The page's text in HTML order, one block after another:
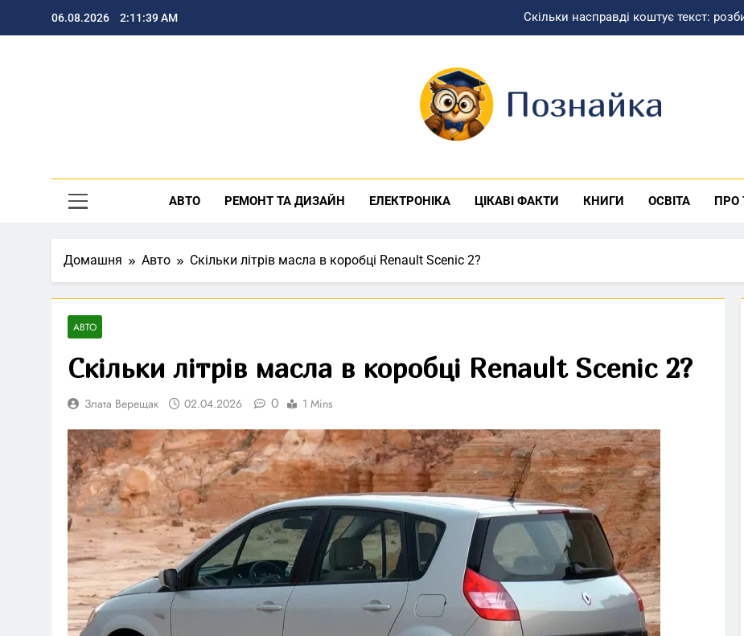
06.08.2026 2:11:40 AM Скільки насправді коштує текст:
Найщиріші привітання з днем народження
Можно ли начать лечение алкоголизма без
АВТО РЕМОНТ ТА ДИЗАЙН ЕЛЕКТРОНІКА ЦІКАВІ ФАКТИ КНИГИ ОСВІТА ПРО
Домашня Авто Скільки літрів масла в коробці Renault Scenic 2?
АВТО
Скільки літрів масла в коробці Renault Scenic 2?
Злата Верещак 02.04.2026 0 1 Mins